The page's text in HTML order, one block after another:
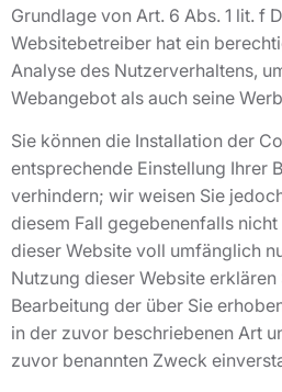
Grundlage von Art. 6 Abs. 1 lit. f
Websitebetreiber hat ein
Analyse des Nutzerverhaltens,
Webangebot als auch seine
Sie können die Installation der
entsprechende Einstellung Ihrer
verhindern; wir weisen Sie
diesem Fall gegebenenfalls
dieser Website voll umfänglich
Nutzung dieser Website
Bearbeitung der über Sie
in der zuvor beschriebenen Art
zuvor benannten Zweck